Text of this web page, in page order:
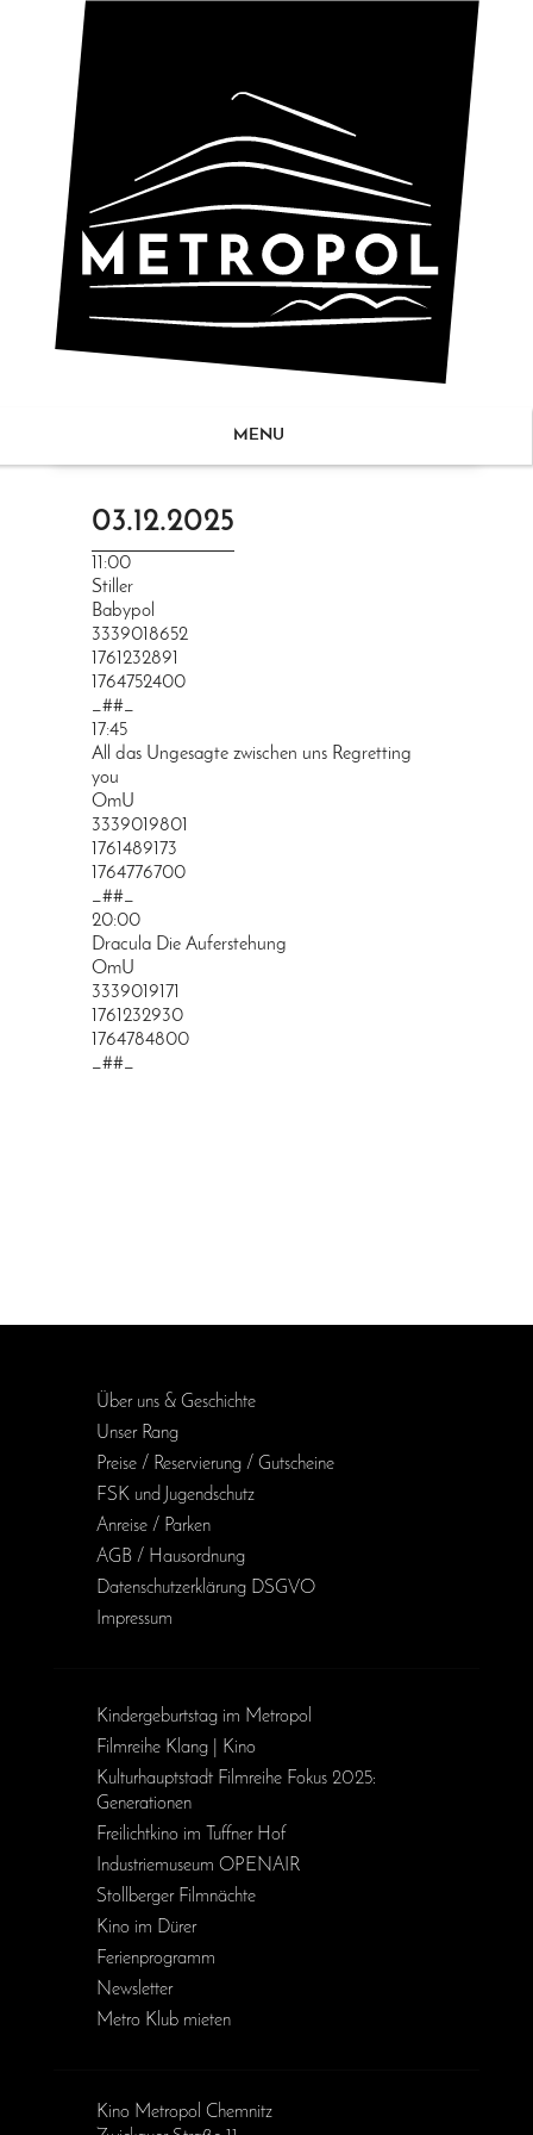
MENU
03.12.2025
11:00
Stiller
Babypol
3339018652
1761232891
1764752400
_##_
17:45
All das Ungesagte zwischen uns Regretting
you
OmU
3339019801
1761489173
1764776700
_##_
20:00
Dracula Die Auferstehung
OmU
3339019171
1761232930
1764784800
_##_
Über uns & Geschichte
Unser Rang
Preise / Reservierung / Gutscheine
FSK und Jugendschutz
Anreise / Parken
AGB / Haus­ordnung
Daten­schutz­erklärung DSGVO
Impressum
Kinder­geburts­tag im Metropol
Filmreihe Klang | Kino
Kulturhauptstadt Filmreihe Fokus 2025:
Generationen
Freilichtkino im Tuffner Hof
Industriemuseum OPENAIR
Stollberger Filmnächte
Kino im Dürer
Ferienprogramm
Newsletter
Metro Klub mieten
Kino Metropol Chemnitz